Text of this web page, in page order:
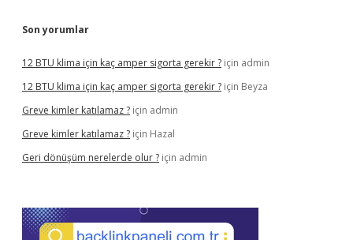
Son yorumlar
12 BTU klima için kaç amper sigorta gerekir ? için admin
12 BTU klima için kaç amper sigorta gerekir ? için Beyza
Greve kimler katılamaz ? için admin
Greve kimler katılamaz ? için Hazal
Geri dönüşüm nerelerde olur ? için admin